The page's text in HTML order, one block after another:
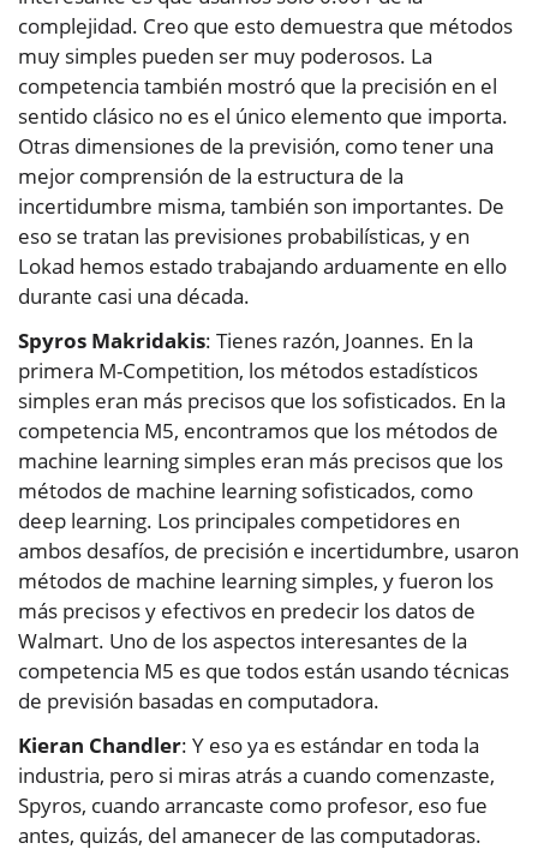
complejidad. Creo que esto demuestra que métodos
muy simples pueden ser muy poderosos. La
competencia también mostró que la precisión en el
sentido clásico no es el único elemento que importa.
Otras dimensiones de la previsión, como tener una
mejor comprensión de la estructura de la
incertidumbre misma, también son importantes. De
eso se tratan las previsiones probabilísticas, y en
Lokad hemos estado trabajando arduamente en ello
durante casi una década.
Spyros Makridakis: Tienes razón, Joannes. En la
primera M-Competition, los métodos estadísticos
simples eran más precisos que los sofisticados. En la
competencia M5, encontramos que los métodos de
machine learning simples eran más precisos que los
métodos de machine learning sofisticados, como
deep learning. Los principales competidores en
ambos desafíos, de precisión e incertidumbre, usaron
métodos de machine learning simples, y fueron los
más precisos y efectivos en predecir los datos de
Walmart. Uno de los aspectos interesantes de la
competencia M5 es que todos están usando técnicas
de previsión basadas en computadora.
Kieran Chandler: Y eso ya es estándar en toda la
industria, pero si miras atrás a cuando comenzaste,
Spyros, cuando arrancaste como profesor, eso fue
antes, quizás, del amanecer de las computadoras.